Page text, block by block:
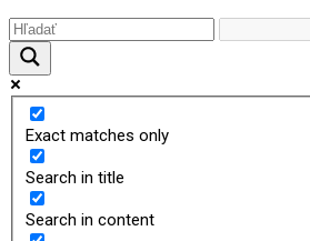
Exact matches only
Search in title
Search in content